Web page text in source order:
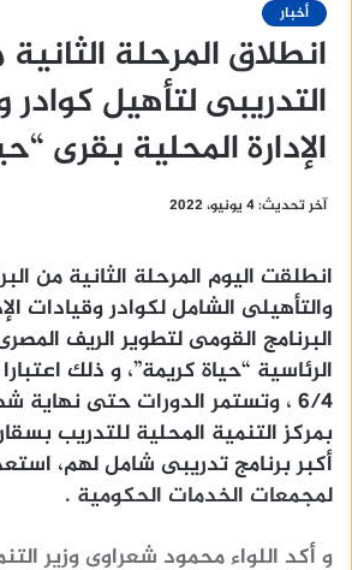
أخبار
انطلاق المرحلة
التدريبى لتأهيل كوادر
الإدارة المحلية بقرى
آخر تحديث: 4 يونيو، 2022
انطلقت اليوم المرحلة الثانية من
والتأهيلى الشامل لكوادر وقيادات
البرنامج القومى لتطوير الريف
الرئاسية “حياة كريمة”، و ذلك
6/4 ، وتستمر الدورات حتى نهاية
بمركز التنمية المحلية للتدريب
أكبر برنامج تدريبى شامل لهم،
لمجمعات الخدمات الحكومية .
و أكد اللواء محمود شعراوى وزير